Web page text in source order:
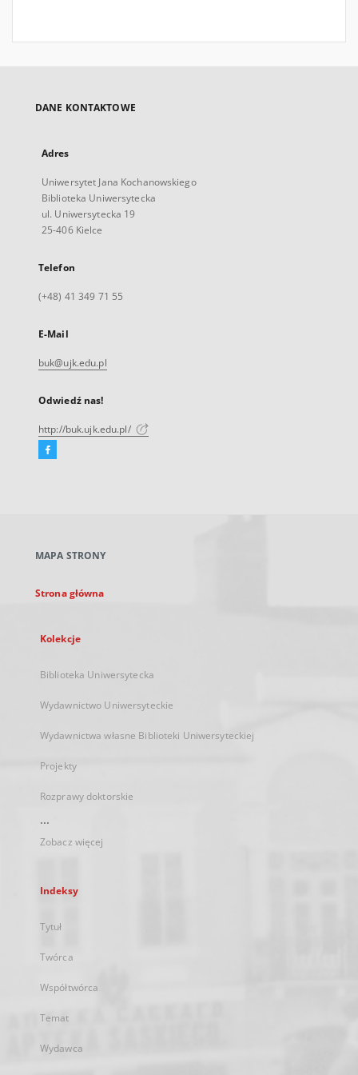
DANE KONTAKTOWE
Adres
Uniwersytet Jana Kochanowskiego
Biblioteka Uniwersytecka
ul. Uniwersytecka 19
25-406 Kielce
Telefon
(+48) 41 349 71 55
E-Mail
buk@ujk.edu.pl
Odwiedź nas!
http://buk.ujk.edu.pl/
Facebook
karcie
MAPA STRONY
Strona główna
Kolekcje
Biblioteka Uniwersytecka
Wydawnictwo Uniwersyteckie
Wydawnictwa własne Biblioteki Uniwersyteckiej
Projekty
Rozprawy doktorskie
...
Zobacz więcej
Indeksy
Tytuł
Twórca
Współtwórca
Temat
Wydawca